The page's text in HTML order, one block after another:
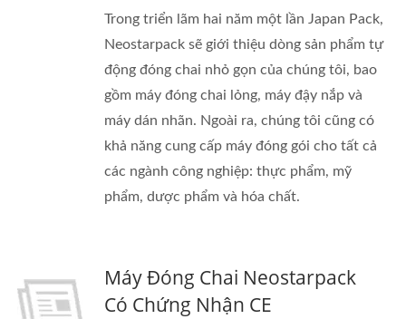
Trong triển lãm hai năm một lần Japan Pack,
Neostarpack sẽ giới thiệu dòng sản phẩm tự
động đóng chai nhỏ gọn của chúng tôi, bao
gồm máy đóng chai lỏng, máy đậy nắp và
máy dán nhãn. Ngoài ra, chúng tôi cũng có
khả năng cung cấp máy đóng gói cho tất cả
các ngành công nghiệp: thực phẩm, mỹ
phẩm, dược phẩm và hóa chất.
Máy Đóng Chai Neostarpack
Có Chứng Nhận CE